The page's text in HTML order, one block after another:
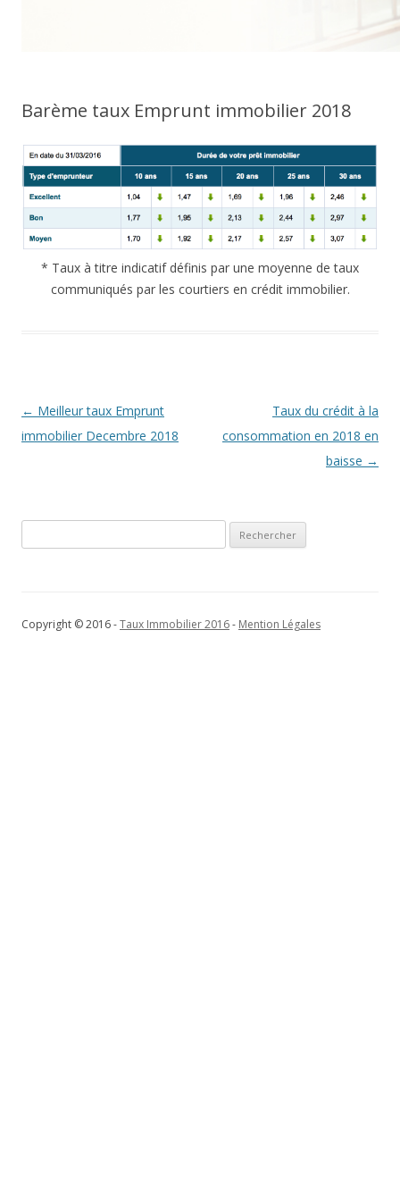
Barème taux Emprunt immobilier 2018
* Taux à titre indicatif définis par une moyenne de taux
communiqués par les courtiers en crédit immobilier.
Navigation
des
← Meilleur taux Emprunt
immobilier Decembre 2018
Taux du crédit à la
consommation en 2018 en
baisse →
Copyright © 2016 -Taux Immobilier 2016- Mention Légales